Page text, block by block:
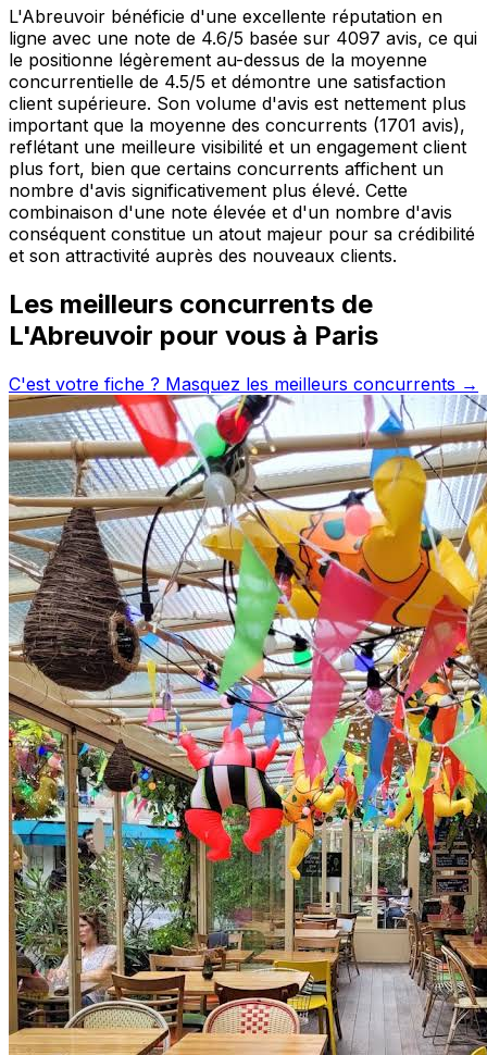
L'Abreuvoir bénéficie d'une excellente réputation en
ligne avec une note de 4.6/5 basée sur 4097 avis, ce qui
le positionne légèrement au-dessus de la moyenne
concurrentielle de 4.5/5 et démontre une satisfaction
client supérieure. Son volume d'avis est nettement plus
important que la moyenne des concurrents (1701 avis),
reflétant une meilleure visibilité et un engagement client
plus fort, bien que certains concurrents affichent un
nombre d'avis significativement plus élevé. Cette
combinaison d'une note élevée et d'un nombre d'avis
conséquent constitue un atout majeur pour sa crédibilité
et son attractivité auprès des nouveaux clients.
Les meilleurs concurrents de
L'Abreuvoir pour vous à Paris
C'est votre fiche ? Masquez les meilleurs concurrents →